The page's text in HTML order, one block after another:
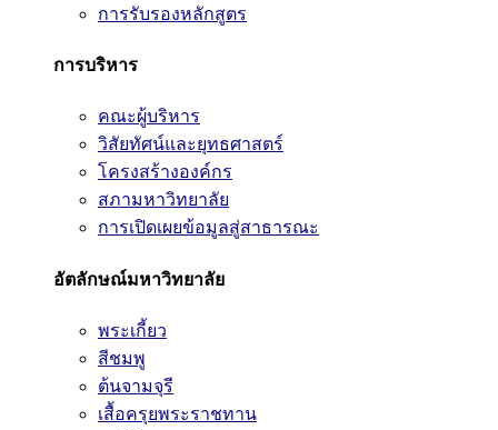
การรับรองหลักสูตร
การบริหาร
คณะผู้บริหาร
วิสัยทัศน์และยุทธศาสตร์
โครงสร้างองค์กร
สภามหาวิทยาลัย
การเปิดเผยข้อมูลสู่สาธารณะ
อัตลักษณ์มหาวิทยาลัย
พระเกี้ยว
สีชมพู
ต้นจามจุรี
เสื้อครุยพระราชทาน